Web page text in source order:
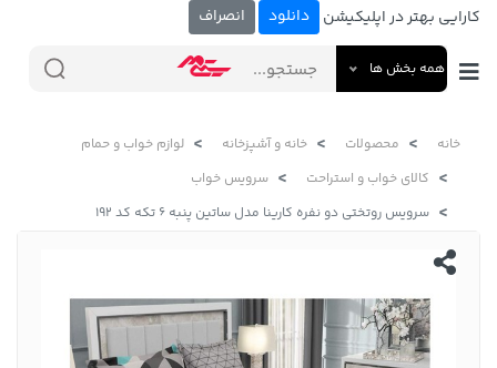
کارایی بهتر در اپلیکیشن دانلود انصراف
همه بخش ها
خانه محصولات خانه و آشپزخانه
لوازم خواب و حمام
کالای خواب و استراحت
سرویس خواب
سرویس روتختی دو نفره کارینا مدل ساتین پنبه 6 تکه کد 192